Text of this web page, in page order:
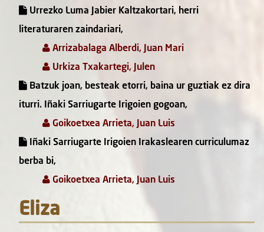
Urrezko Luma Jabier Kaltzakortari, herri
literaturaren zaindariari,
Arrizabalaga Alberdi, Juan Mari
Urkiza Txakartegi, Julen
Batzuk joan, besteak etorri, baina ur guztiak ez dira
iturri. Iñaki Sarriugarte Irigoien gogoan,
Goikoetxea Arrieta, Juan Luis
Iñaki Sarriugarte Irigoien Irakaslearen curriculumaz
berba bi,
Goikoetxea Arrieta, Juan Luis
Eliza